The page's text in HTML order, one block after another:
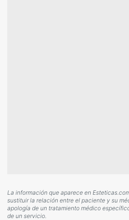
La información que aparece en
sustituir la relación entre el paciente y su
apología de un tratamiento médico
de un servicio.